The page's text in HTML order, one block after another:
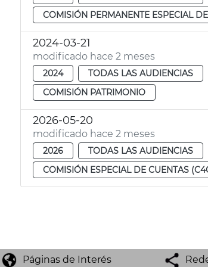
COMISIÓN PERMANENTE ESPECIAL
2024-03-21
modificado hace 2 meses
2024 TODAS LAS AUDIENCIAS
COMISIÓN PATRIMONIO
2026-05-20
modificado hace 2 meses
2026 TODAS LAS AUDIENCIAS
COMISIÓN ESPECIAL DE CUENTAS
Páginas de Interés